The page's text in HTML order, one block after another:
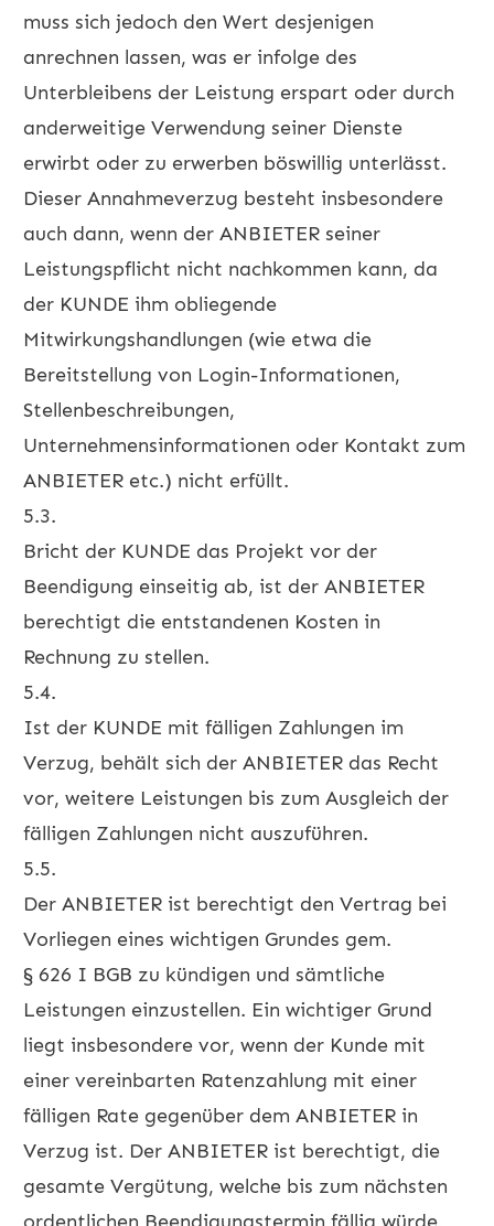
muss sich jedoch den Wert desjenigen
anrechnen lassen, was er infolge des
Unterbleibens der Leistung erspart oder durch
anderweitige Verwendung seiner Dienste
erwirbt oder zu erwerben böswillig unterlässt.
Dieser Annahmeverzug besteht insbesondere
auch dann, wenn der ANBIETER seiner
Leistungspflicht nicht nachkommen kann, da
der KUNDE ihm obliegende
Mitwirkungshandlungen (wie etwa die
Bereitstellung von Login-Informationen,
Stellenbeschreibungen,
Unternehmensinformationen oder Kontakt zum
ANBIETER etc.) nicht erfüllt.
5.3.
Bricht der KUNDE das Projekt vor der
Beendigung einseitig ab, ist der ANBIETER
berechtigt die entstandenen Kosten in
Rechnung zu stellen.
5.4.
Ist der KUNDE mit fälligen Zahlungen im
Verzug, behält sich der ANBIETER das Recht
vor, weitere Leistungen bis zum Ausgleich der
fälligen Zahlungen nicht auszuführen.
5.5.
Der ANBIETER ist berechtigt den Vertrag bei
Vorliegen eines wichtigen Grundes gem.
§ 626 I BGB zu kündigen und sämtliche
Leistungen einzustellen. Ein wichtiger Grund
liegt insbesondere vor, wenn der Kunde mit
einer vereinbarten Ratenzahlung mit einer
fälligen Rate gegenüber dem ANBIETER in
Verzug ist. Der ANBIETER ist berechtigt, die
gesamte Vergütung, welche bis zum nächsten